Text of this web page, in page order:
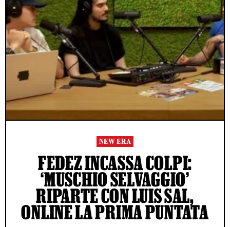
NEW ERA
FEDEZ INCASSA COLPI:
‘MUSCHIO SELVAGGIO’
RIPARTE CON LUIS SAL,
ONLINE LA PRIMA PUNTATA